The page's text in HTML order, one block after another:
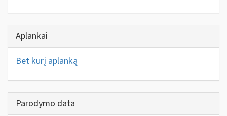
Aplankai
Bet kurį aplanką
Parodymo data